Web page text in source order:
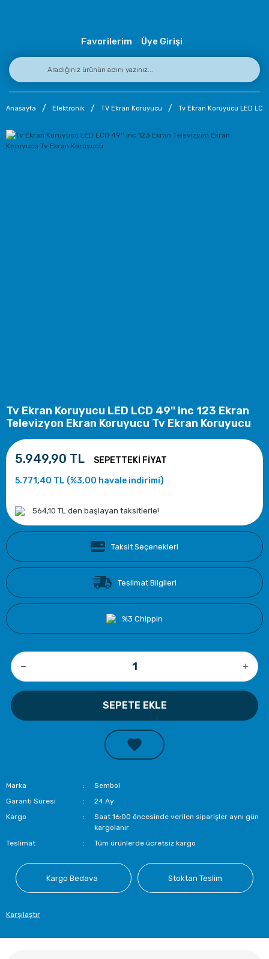
Favorilerim Üye Girişi
Anasayfa Elektronik TV Ekran Koruyucu Tv Ekran Koruyucu LED
Tv Ekran Koruyucu LED LCD 49'' inc 123 Ekran
Televizyon Ekran Koruyucu Tv Ekran Koruyucu
5.949,90 TL
5.771,40 TL (%3,00 havale indirimi)
564,10 TL den başlayan taksitlerle!
Taksit Seçenekleri
Teslimat Bilgileri
%3 Chippin
SEPETE EKLE
Marka
Sembol
Garanti Süresi
24 Ay
Kargo
Saat 16:00 öncesinde verilen siparişler aynı gün
kargolanır
Teslimat
Tüm ürünlerde ücretsiz kargo
Kargo Bedava Stoktan Teslim
Karşılaştır